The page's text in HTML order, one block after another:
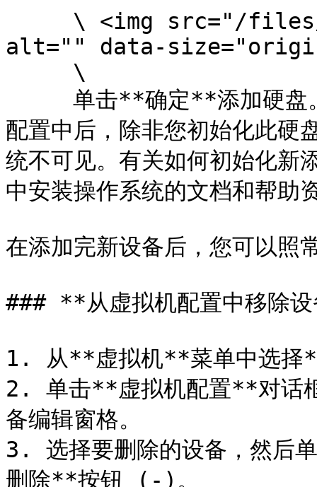
alt="" data-
配置中后，除非您初始化此硬
统不可见。有关如何初始化新
中安装操作系统的文档和帮助
在添加完新设备后，您可以照
### **从虚拟机配置中移除
1. 从**虚拟机**菜单中选择
2. 单击**虚拟机配置**对话
备编辑窗格。
3. 选择要删除的设备，然后
删除**按钮 (-)。